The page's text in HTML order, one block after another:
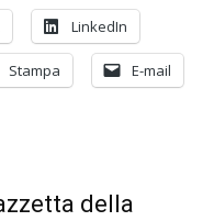
LinkedIn
Stampa E-mail
della